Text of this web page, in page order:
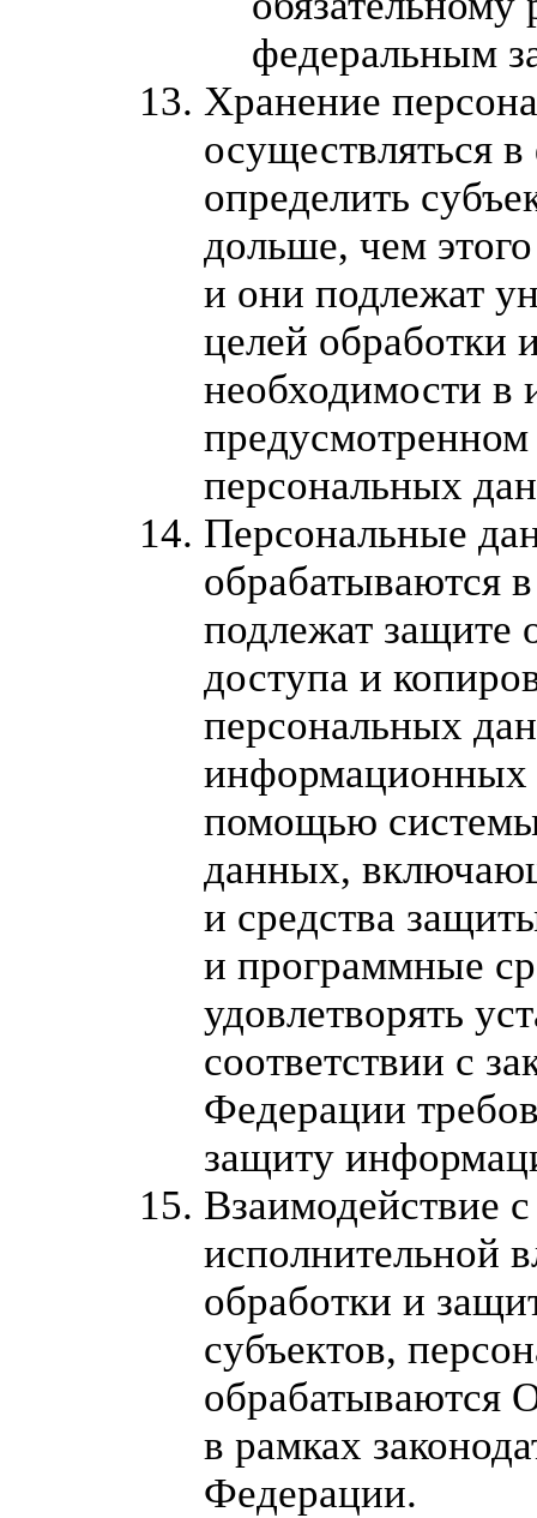
федеральным
Хранение
осуществляться
определить
дольше, чем
и они подлежат
целей обработки
необходимости в
персональных
Персональные
обрабатываются
подлежат защите
доступа и
персональных
информационных
помощью
данных,
и средства
и программные
удовлетворять
соответствии с
Федерации
защиту
Взаимодействие
исполнительной
обработки и
субъектов,
обрабатываются
в рамках
Федерации.